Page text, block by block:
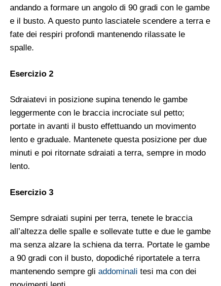
andando a formare un angolo di 90 gradi con le gambe
e il busto. A questo punto lasciatele scendere a terra e
fate dei respiri profondi mantenendo rilassate le
spalle.
Esercizio 2
Sdraiatevi in posizione supina tenendo le gambe
leggermente con le braccia incrociate sul petto;
portate in avanti il busto effettuando un movimento
lento e graduale. Mantenete questa posizione per due
minuti e poi ritornate sdraiati a terra, sempre in modo
lento.
Esercizio 3
Sempre sdraiati supini per terra, tenete le braccia
all’altezza delle spalle e sollevate tutte e due le gambe
ma senza alzare la schiena da terra. Portate le gambe
a 90 gradi con il busto, dopodiché riportatele a terra
mantenendo sempre gli addominali tesi ma con dei